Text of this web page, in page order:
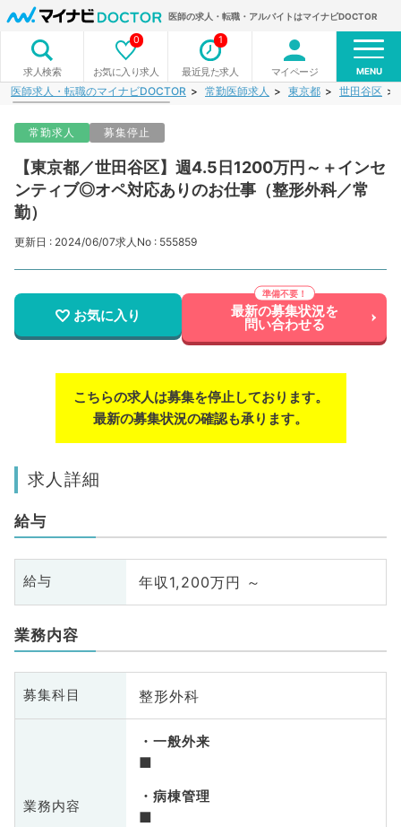
医師の求人・転職・アルバイトはマイナビDOCTOR
求人検索 お気に入り求人
0
最近見た求人
1
マイページ MENU
医師求人・転職のマイナビDOCTOR 常勤医師求人 東京都 世田谷区
常勤求人 募集停止
【東京都／世田谷区】週4.5日1200万円～＋インセ
ンティブ◎オペ対応ありのお仕事（整形外科／常
勤）
更新日 : 2024/06/07求人No : 555859
お気に入り 最新の募集状況を
問い合わせる
こちらの求人は募集を停止しております。
最新の募集状況の確認も承ります。
求人詳細
給与
給与 年収1,200万円 ～
業務内容
募集科目 整形外科
業務内容
一般外来
■
病棟管理
■